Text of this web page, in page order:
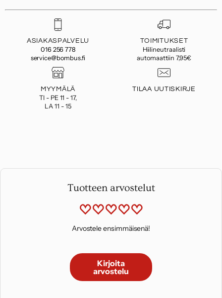
ASIAKASPALVELU
016 256 778
service@bombus.fi
TOIMITUKSET
Hiilineutraalisti
automaattiin 7,95€
MYYMÄLÄ
TI - PE 11 - 17,
LA 11 - 15
TILAA UUTISKIRJE
Tuotteen arvostelut
Arvostele ensimmäisenä!
Kirjoita
arvostelu